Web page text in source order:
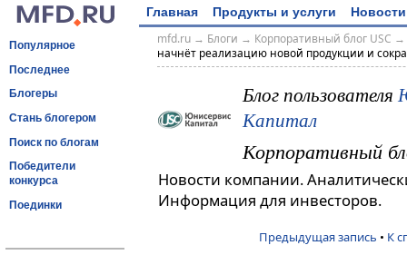
Главная Продукты и услуги Новости
Популярное
Последнее
Блогеры
Стань блогером
Поиск по блогам
Победители
конкурса
Поединки
mfd.ru→ Блоги → Корпоративный блог USC →
начнёт реализацию новой продукции и
Блог пользователя
Капитал
Корпоративный
Новости компании.
Информация для инвесторов.
Предыдущая запись • К